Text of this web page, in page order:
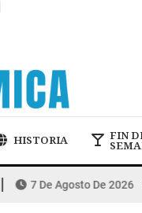
HISTORIA FIN
7 De Agosto De 2026